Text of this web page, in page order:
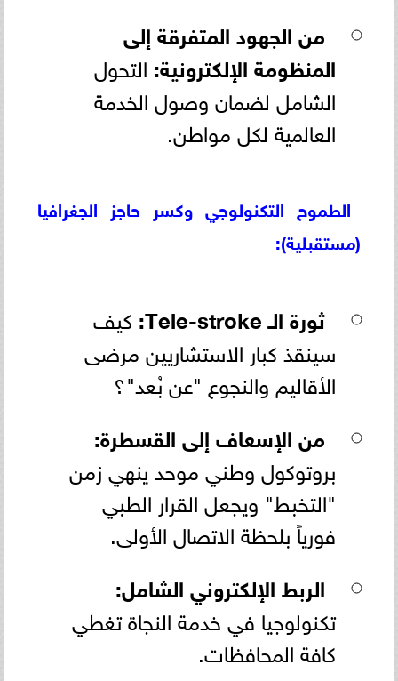
من الجهود المتفرقة إلى
المنظومة الإلكترونية: التحول
الشامل لضمان وصول الخدمة
العالمية لكل مواطن.
الطموح التكنولوجي وكسر حاجز الجغرافيا
(مستقبلية):
ثورة الـ Tele-stroke:
كيف
سينقذ كبار الاستشاريين مرضى
الأقاليم والنجوع "عن بُعد"؟
من الإسعاف إلى القسطرة:
بروتوكول وطني موحد ينهي زمن
"التخبط" ويجعل القرار الطبي
فورياً بلحظة الاتصال الأولى.
الربط الإلكتروني الشامل:
تكنولوجيا في خدمة النجاة تغطي
كافة المحافظات.